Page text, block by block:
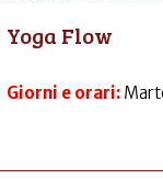
Yoga Flow
Giorni e orari: